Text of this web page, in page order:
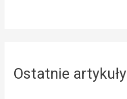
Ostatnie artykuły